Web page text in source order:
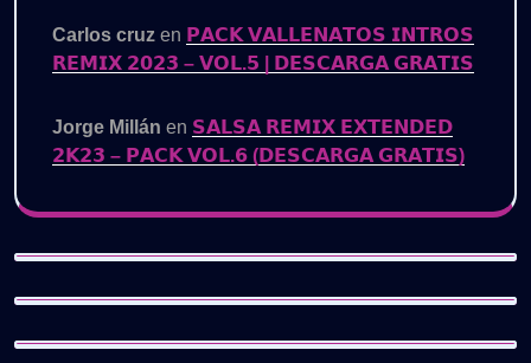
Carlos cruz en 𝗣𝗔𝗖𝗞 𝗩𝗔𝗟𝗟𝗘𝗡𝗔𝗧𝗢𝗦 𝗜𝗡𝗧𝗥𝗢𝗦
𝗥𝗘𝗠𝗜𝗫 𝟮𝟬𝟮𝟯 – 𝗩𝗢𝗟.𝟱 | 𝗗𝗘𝗦𝗖𝗔𝗥𝗚𝗔 𝗚𝗥𝗔𝗧𝗜𝗦
Jorge Millán en 𝗦𝗔𝗟𝗦𝗔 𝗥𝗘𝗠𝗜𝗫 𝗘𝗫𝗧𝗘𝗡𝗗𝗘𝗗
𝟮𝗞𝟮𝟯 – 𝗣𝗔𝗖𝗞 𝗩𝗢𝗟.𝟲 (𝗗𝗘𝗦𝗖𝗔𝗥𝗚𝗔 𝗚𝗥𝗔𝗧𝗜𝗦)